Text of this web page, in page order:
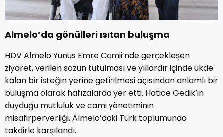
Almelo’da gönülleri ısıtan buluşma
HDV Almelo Yunus Emre Camii’nde gerçekleşen
ziyaret, verilen sözün tutulması ve yıllardır içinde ukde
kalan bir isteğin yerine getirilmesi açısından anlamlı bir
buluşma olarak hafızalarda yer etti. Hatice Gedik’in
duyduğu mutluluk ve cami yönetiminin
misafirperverliği, Almelo’daki Türk toplumunda
takdirle karşılandı.